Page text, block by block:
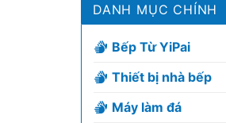
DANH MỤC CHÍNH
Bếp Từ YiPai
Thiết bị nhà bếp
Máy làm đá